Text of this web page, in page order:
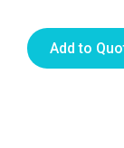
Add to